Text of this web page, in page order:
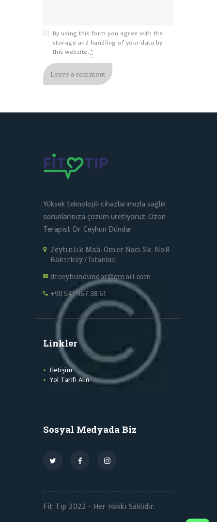
By using this form you agree with the
storage and handling of your data by
this website.*
Yüksek teknolojili cihazlarımızla sağlık
sorunlarınıza çözüm üretiyoruz. Ozon
Terapist Dr. Ceyhun Dündar
Zeytinlik Mah. Ömer Naci Sk. No:8
Bakırköy / İstanbul
drceyhundundar@gmail.com
+90 541 967 38 61
Linkler
İletişim
Yol Tarifi Alın
Sosyal Medyada Biz
Fit Tıp 2022 - Her Hakkı Saklıdır.